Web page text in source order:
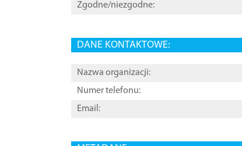
Zgodne/niezgodne:
DANE KONTAKTOWE:
Nazwa organizacji:
Numer telefonu:
Email: